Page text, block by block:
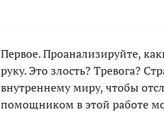
Первое. Проанализируйте,
руку. Это злость? Тревога?
внутреннему миру, чтобы
помощником в этой работе